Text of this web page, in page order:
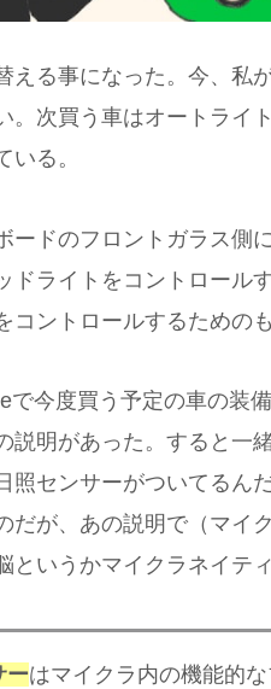
える事になった。今、私
。次買う車はオートライ
いる。
ードのフロントガラス側
ドライトをコントロール
コントロールするための
で今度買う予定の車の装
説明があった。すると一
照センサーがついてるん
だが、あの説明で（マイ
というかマイクラネイテ
ーはマイクラ内の機能的